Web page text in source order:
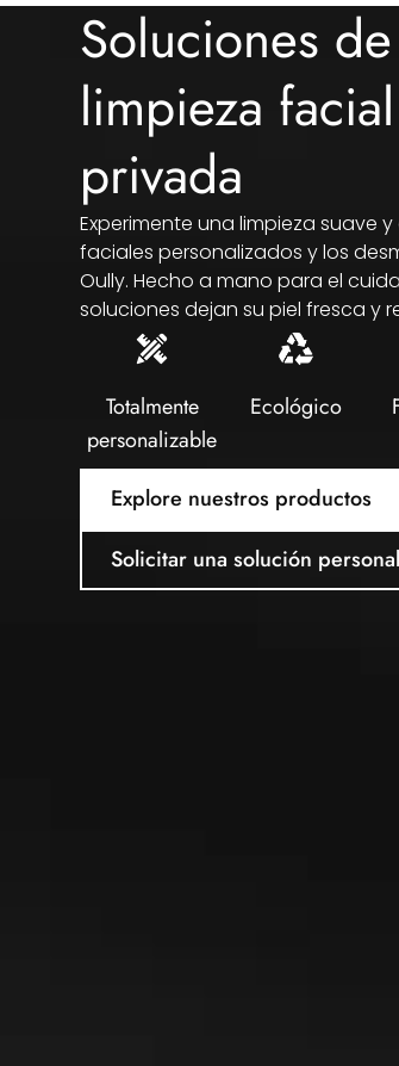
Soluciones
limpieza
privada
Experimente una limpieza suave
faciales personalizados y los
Oully. Hecho a mano para el
soluciones dejan su piel fresca y
Totalmente
personalizable
Ecológico
Explore nuestros productos
Solicitar una solución